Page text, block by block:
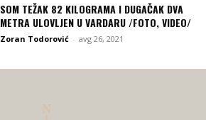
SOM TEŽAK 82 KILOGRAMA I DUGAČAK DVA
METRA ULOVLJEN U VARDARU /FOTO, VIDEO/
Zoran Todorović - avg 26, 2021